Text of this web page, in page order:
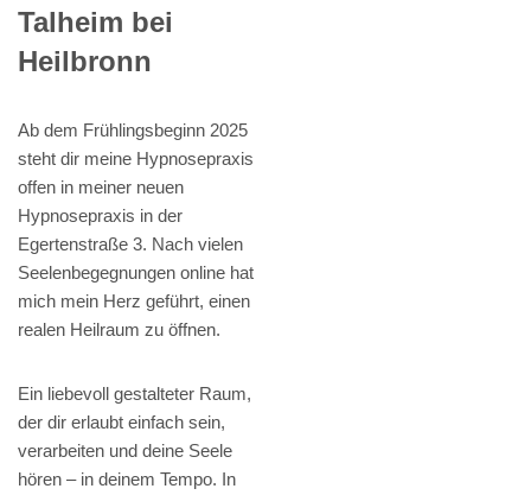
Talheim bei
Heilbronn
Ab dem Frühlingsbeginn 2025
steht dir meine Hypnosepraxis
offen in meiner neuen
Hypnosepraxis in der
Egertenstraße 3. Nach vielen
Seelenbegegnungen online hat
mich mein Herz geführt, einen
realen Heilraum zu öffnen.
Ein liebevoll gestalteter Raum,
der dir erlaubt einfach sein,
verarbeiten und deine Seele
hören – in deinem Tempo. In